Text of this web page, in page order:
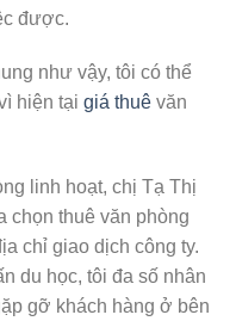
được.
như vậy, tôi có thể
hiện tại giá thuê văn
linh hoạt, chị Tạ Thị
chọn thuê văn phòng
chỉ giao dịch công ty.
du học, tôi đa số nhân
gỡ khách hàng ở bên